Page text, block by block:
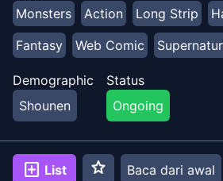
Monsters
Action Long Strip
Fantasy
Web Comic
Demographic
Shounen
Status
Ongoing
add_box List star Baca dari awal